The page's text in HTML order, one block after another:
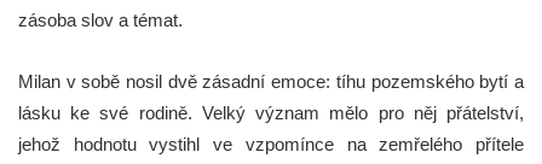
zásoba slov a témat.
Milan v sobě nosil dvě zásadní emoce: tíhu pozemského bytí a
lásku ke své rodině. Velký význam mělo pro něj přátelství,
jehož hodnotu vystihl ve vzpomínce na zemřelého přítele